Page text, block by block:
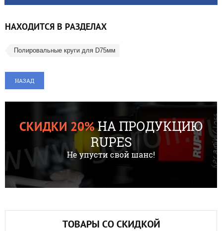
НАХОДИТСЯ В РАЗДЕЛАХ
Полировальные круги для D75мм
НАЗАД
СКИДКИ 20%НА ПРОДУКЦИЮ
RUPES
Не упусти свой шанс!
ТОВАРЫ СО СКИДКОЙ